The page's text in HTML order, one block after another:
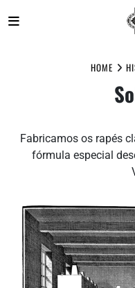
HOME
Fabricamos os rapés
fórmula especial